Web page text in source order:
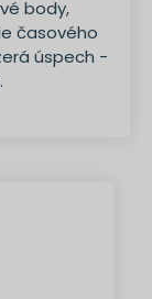
body,
časového
úspech -